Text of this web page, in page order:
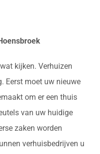
kijken. Verhuizen
Eerst moet uw nieuwe
om er een thuis
van uw huidige
zaken worden
verhuisbedrijven u